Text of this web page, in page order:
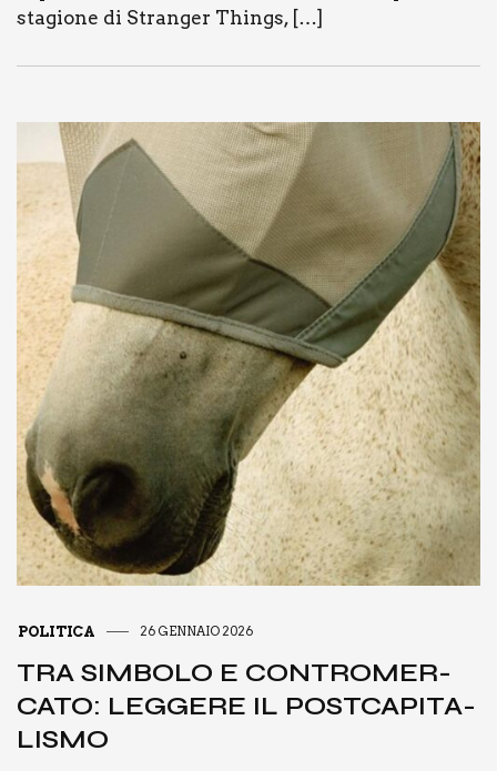
sta­gio­ne di Stran­ger Things, […]
POLITICA 26 GENNAIO 2026
TRA SIM­BO­LO E CON­TRO­MER­
CA­TO: LEG­GE­RE IL POST­CA­PI­TA­
LI­SMO